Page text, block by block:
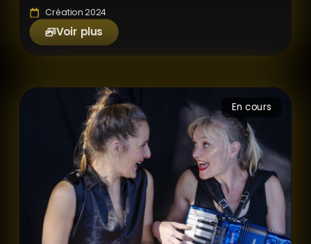
Création 2024
Voir plus
En cours